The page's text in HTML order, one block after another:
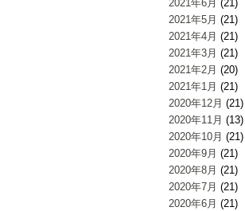
2021年6月 (21)
2021年5月 (21)
2021年4月 (21)
2021年3月 (21)
2021年2月 (20)
2021年1月 (21)
2020年12月 (21)
2020年11月 (13)
2020年10月 (21)
2020年9月 (21)
2020年8月 (21)
2020年7月 (21)
2020年6月 (21)